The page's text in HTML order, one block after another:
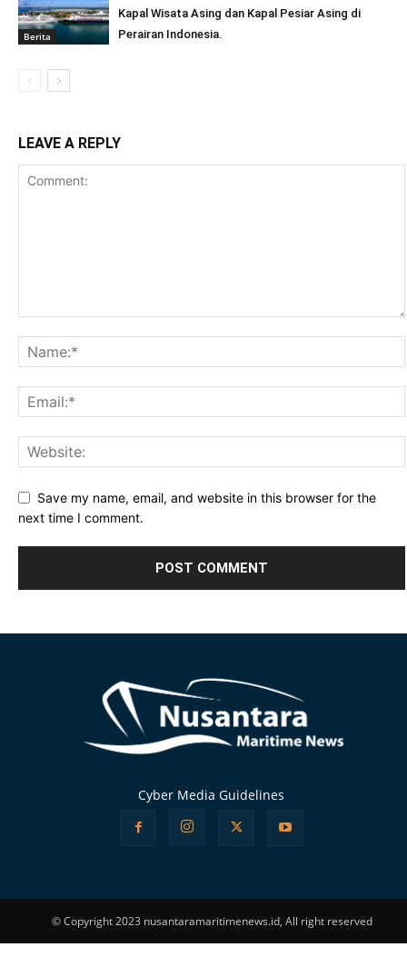
Berita
Kapal Wisata Asing dan Kapal Pesiar Asing di
Perairan Indonesia.
LEAVE A REPLY
Save my name, email, and website in this browser for the
next time I comment.
Cyber Media Guidelines
© Copyright 2023 nusantaramaritimenews.id, All right reserved